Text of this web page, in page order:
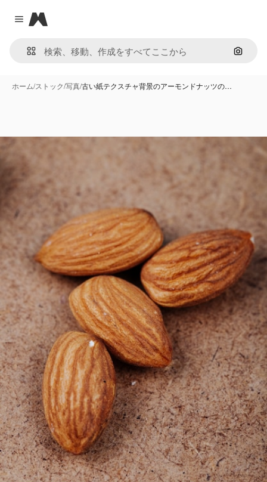
Close menu
Magnific
画像で
ホーム/ストック/写真/古い紙テクスチャ背景のアーモンドナッツの…